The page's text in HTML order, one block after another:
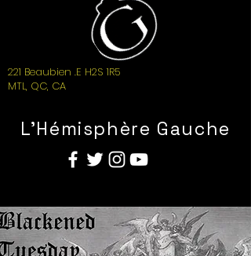
221 Beaubien .E H2S 1R5
MTL, QC, CA
L'Hémisphère Gauche